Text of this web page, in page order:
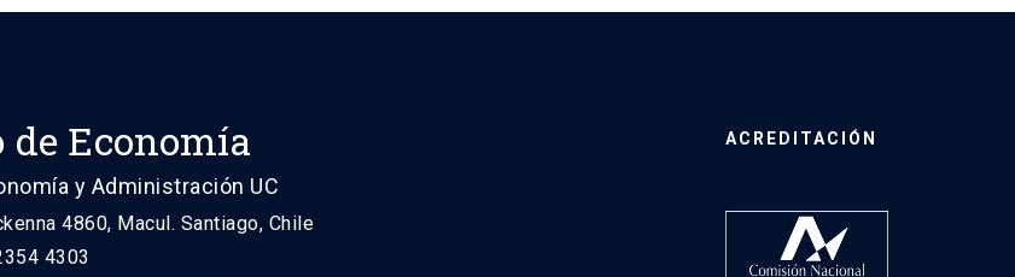
Economía
y Administración UC
4860, Macul. Santiago, Chile
4303
ACREDITACIÓN